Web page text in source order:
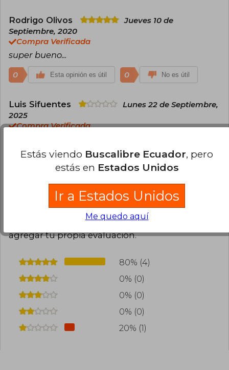
Rodrigo Olivos
Jueves 10 de
Septiembre, 2020
Compra Verificada
super bueno...
0 Esta opinión es útil 0 No es útil
Luis Sifuentes
Lunes 22 de Septiembre,
2025
Compra Verificada
desgastes, afortunadamente Buscalibre me
indicó con tiempo y me brindaron la posibilidad
del reembolso.
Esta opinión es útil 0 No es útil
¿Leíste este libro? Inicia sesiónpara poder
agregar tu propia evaluación.
80% (4)
0% (0)
0% (0)
0% (0)
20% (1)
Estás viendo Buscalibre Ecuador, pero
estás en Estados Unidos
Ir a Estados Unidos
Me quedo aquí